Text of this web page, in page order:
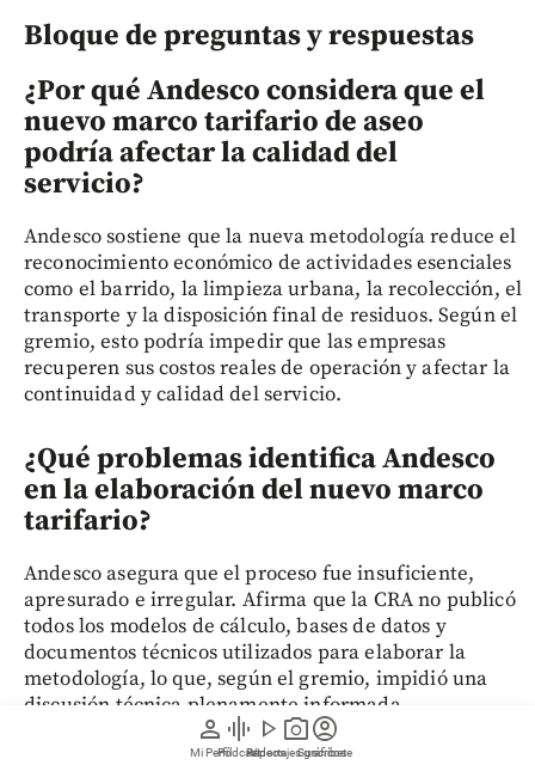
person
Mi Perfil
graphic_eq
Pódcast
play_arrow
Videos
photo_camera
Reportajes gráficos
account_circle
Suscríbete
Bloque de preguntas y respuestas
¿Por qué Andesco considera que el
nuevo marco tarifario de aseo
podría afectar la calidad del
servicio?
Andesco sostiene que la nueva metodología reduce el
reconocimiento económico de actividades esenciales
como el barrido, la limpieza urbana, la recolección, el
transporte y la disposición final de residuos. Según el
gremio, esto podría impedir que las empresas
recuperen sus costos reales de operación y afectar la
continuidad y calidad del servicio.
¿Qué problemas identifica Andesco
en la elaboración del nuevo marco
tarifario?
Andesco asegura que el proceso fue insuficiente,
apresurado e irregular. Afirma que la CRA no publicó
todos los modelos de cálculo, bases de datos y
documentos técnicos utilizados para elaborar la
metodología, lo que, según el gremio, impidió una
discusión técnica plenamente informada.